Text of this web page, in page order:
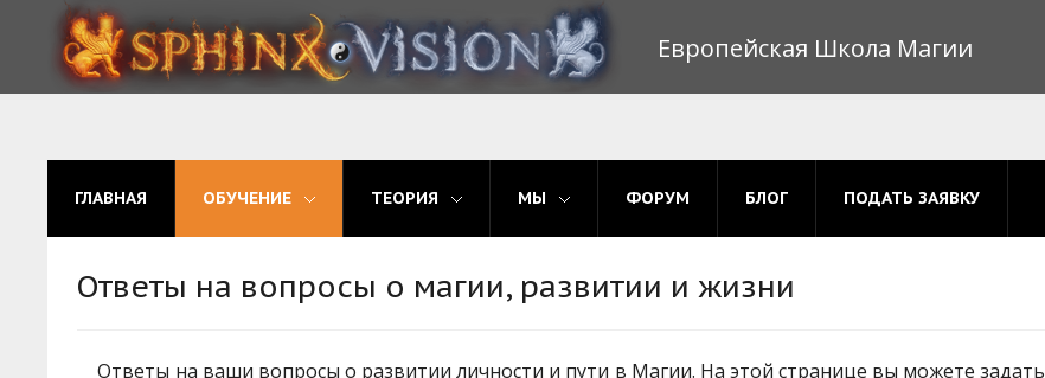
Европейская Школа Магии
ГЛАВНАЯ ОБУЧЕНИЕ ТЕОРИЯ МЫ ФОРУМ БЛОГ ПОДАТЬ ЗАЯВКУ
Ответы на вопросы о магии, развитии и жизни
Ответы на ваши вопросы о развитии личности и пути в Магии. На этой странице вы можете задать